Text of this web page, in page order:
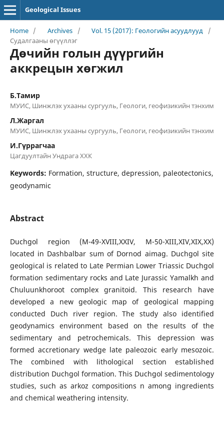
Geological Issues
Home / Archives / Vol. 15 (2017): Геологийн асуудлууд
/
Судалгааны өгүүллэг
Дөчийн голын дүүргийн
аккрецын хөгжил
Б.Тамир
МУИС, Шинжлэх ухааны сургууль, Геологи, геофизикийн тэнхим
Л.Жаргал
МУИС, Шинжлэх ухааны сургууль, Геологи, геофизикийн тэнхим
И.Гүррагчаа
Цагдуултайн Ундрага ХХК
Keywords: Formation, structure, depression, paleotectonics,
geodynamic
Abstract
Duchgol region (M-49-XVIII,XXIV, M-50-XIII,XIV,XIX,XX)
located in Dashbalbar sum of Dornod aimag. Duchgol site
geological is related to Late Permian Lower Triassic Duchgol
formation sedimentary rocks and Late Jurassic Yamalkh and
Chuluunkhoroot complex granitoid. This research have
developed a new geologic map of geological mapping
conducted Duch river region. The study also identified
geodynamics environment based on the results of the
sedimentary and petrochemicals. This depression was
formed accretionary wedge late paleozoic early mesozoic.
The combined with lithological section established
distribution Duchgol formation. This Duchgol sedimentology
studies, such as arkoz compositions n among ingredients
and chemical weathering intensity.